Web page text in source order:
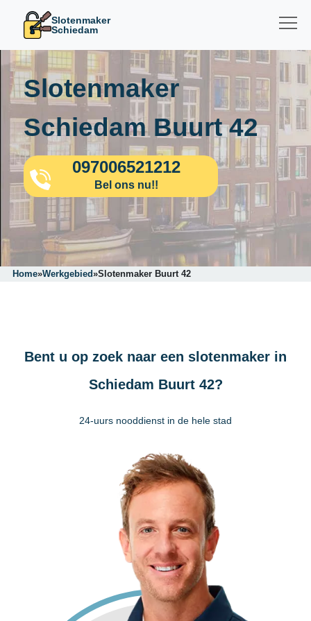
Slotenmaker
Schiedam
Slotenmaker
Schiedam Buurt 42
097006521212
Bel ons nu!!
Home»Werkgebied»Slotenmaker Buurt 42
Bent u op zoek naar een slotenmaker in
Schiedam Buurt 42?
24-uurs nooddienst in de hele stad